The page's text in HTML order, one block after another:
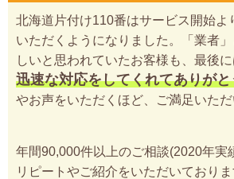
北海道片付け110番はサービス開始よ
いただくようになりました。「業者
しいと思われていたお客様も、最後
迅速な対応をしてくれてありがと
やお声をいただくほど、ご満足いただ
年間90,000件以上のご相談(2020年実
リピートやご紹介をいただいており